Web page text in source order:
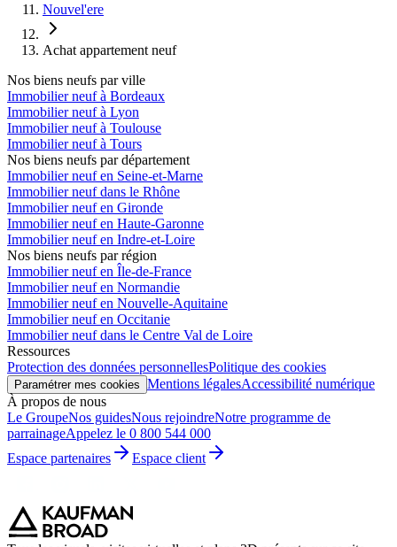
Nouvel'ere
Achat appartement neuf
Nos biens neufs par ville
Immobilier neuf à Bordeaux
Immobilier neuf à Lyon
Immobilier neuf à Toulouse
Immobilier neuf à Tours
Nos biens neufs par département
Immobilier neuf en Seine-et-Marne
Immobilier neuf dans le Rhône
Immobilier neuf en Gironde
Immobilier neuf en Haute-Garonne
Immobilier neuf en Indre-et-Loire
Nos biens neufs par région
Immobilier neuf en Île-de-France
Immobilier neuf en Normandie
Immobilier neuf en Nouvelle-Aquitaine
Immobilier neuf en Occitanie
Immobilier neuf dans le Centre Val de Loire
Ressources
Protection des données personnellesPolitique des cookies
Paramétrer mes cookies Mentions légalesAccessibilité numérique
À propos de nous
Le GroupeNos guidesNous rejoindreNotre programme de
parrainageAppelez le 0 800 544 000
Espace partenaires
Espace client